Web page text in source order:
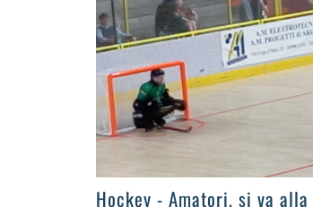
>
Hockey - Amatori, si va